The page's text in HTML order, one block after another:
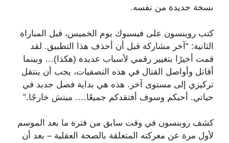
نسخة جديدة من نفسه.
كتب روبنسون على فيسبوك يوم الخميس، قبل المباراة
الثانية: “آخر مشاركة قبل أن أحذف هذا التطبيق. لقد
قمت أخيرًا بتغيير رقمي لأسباب عديدة (هكذا)… وبينما
أقاتل وأواصل القتال في هذه التصفيات، يجب أن ينتقل
تركيزي إلى مستوى آخر. هذه هي بداية فصل جديد في
حياتي. أحبكم وسوف أفتقدكم جميعًا…. ميتش خارجًا.”
كشف روبنسون في وقت سابق من فترة ما بعد الموسم
لأول مرة عن معركته المتعلقة بالصحة العقلية – بعد أن